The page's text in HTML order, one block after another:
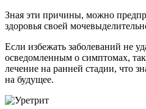
Зная эти причины, можно
здоровья своей
Если избежать заболеваний не
осведомленным о симптомах, так
лечение на ранней стадии, что
на будущее.